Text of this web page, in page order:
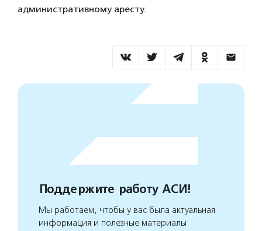
административному аресту.
Поддержите работу АСИ!
Мы работаем, чтобы у вас была актуальная
информация и полезные материалы